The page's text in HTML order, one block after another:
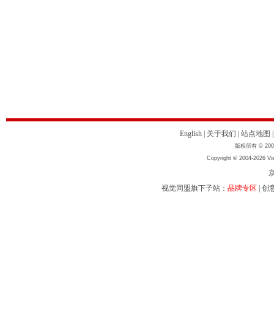
English 关于我们 站点地图
版权所有 ©
Copyright © 2004-2026
视觉同盟旗下子站： 品牌专区 创